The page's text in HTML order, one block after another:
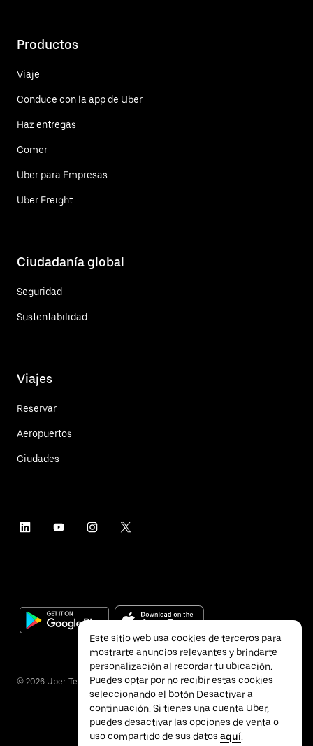
Productos
Viaje
Conduce con la app de Uber
Haz entregas
Comer
Uber para Empresas
Uber Freight
Ciudadanía global
Seguridad
Sustentabilidad
Viajes
Reservar
Aeropuertos
Ciudades
© 2026 Uber Technologies Inc.
Este sitio web usa cookies de terceros para
mostrarte anuncios relevantes y brindarte
personalización al recordar tu ubicación.
Puedes optar por no recibir estas cookies
seleccionando el botón Desactivar a
continuación. Si tienes una cuenta Uber,
puedes desactivar las opciones de venta o
uso compartido de sus datos aquí.